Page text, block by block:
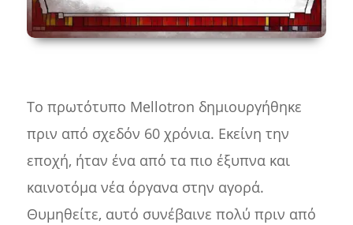
Το πρωτότυπο Mellotron δημιουργήθηκε
πριν από σχεδόν 60 χρόνια. Εκείνη την
εποχή, ήταν ένα από τα πιο έξυπνα και
καινοτόμα νέα όργανα στην αγορά.
Θυμηθείτε, αυτό συνέβαινε πολύ πριν από